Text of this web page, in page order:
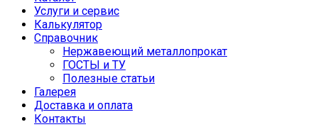
Услуги и сервис
Калькулятор
Справочник
Нержавеющий металлопрокат
ГОСТЫ и ТУ
Полезные статьи
Галерея
Доставка и оплата
Контакты